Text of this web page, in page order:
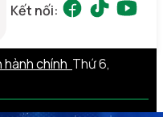
Kết nối:
hành chính Thứ 6,